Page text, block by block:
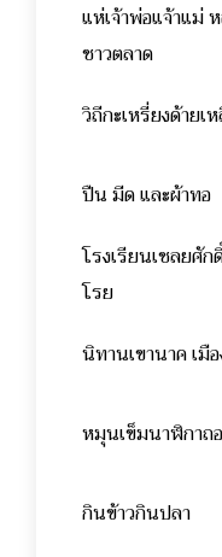
แห่เจ้าพ่อแจ้าแม่
ชาวตลาด
วิถีกะเหรี่ยงด้ายเ
ปืน มีด และผ้าทอ
โรงเรียนเชลยศัก
โรย
นิทานเขานาค เมื
หมุนเข็มนาฬิกาถ
กินข้าวกินปลา